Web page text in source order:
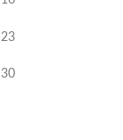
23
30